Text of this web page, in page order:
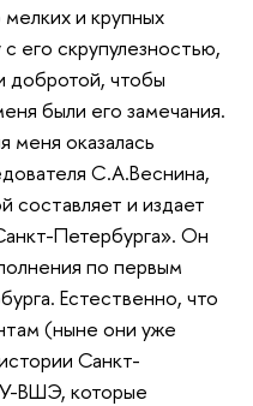
и крупных
его скрупулезностью,
добротой, чтобы
были его замечания.
меня оказалась
С.А.Веснина,
составляет и издает
Петербурга». Он
по первым
Естественно, что
(ныне они уже
Санкт-
ВШЭ, которые